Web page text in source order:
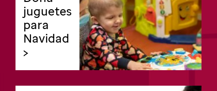
juguetes
para
Navidad
>